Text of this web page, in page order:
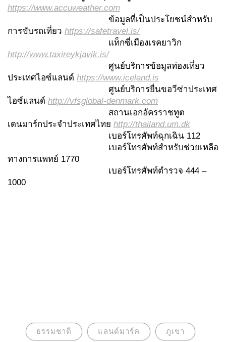
https://www.accuweather.com
ข้อมูลที่เป็นประโยชน์สำหรับ
การขับรถเที่ยว https://safetravel.is/
แท็กซี่เมืองเรคยาวิก
http://www.taxireykjavik.is/
ศูนย์บริการข้อมูลท่องเที่ยว
ประเทศไอซ์แลนด์ https://www.iceland.is
ศูนย์บริการยื่นขอวีซ่าประเทศ
ไอซ์แลนด์ http://vfsglobal-denmark.com
สถานเอกอัครราชทูต
เดนมาร์กประจำประเทศไทย http://thailand.um.dk
เบอร์โทรศัพท์ฉุกเฉิน 112
เบอร์โทรศัพท์สำหรับช่วยเหลือ
ทางการแพทย์ 1770
เบอร์โทรศัพท์ตำรวจ 444 –
1000
ธรรมชาติ แลนด์มาร์ค ภูเขา